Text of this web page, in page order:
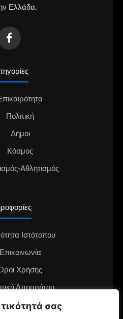
σας
Ελλάδα.
Πολιτική
Δήμοι
Κόσμος
Αθλητισμός
Ιστότοπου
Επικοινωνία
Χρήσης
Απορρήτου
στο notianea.gr